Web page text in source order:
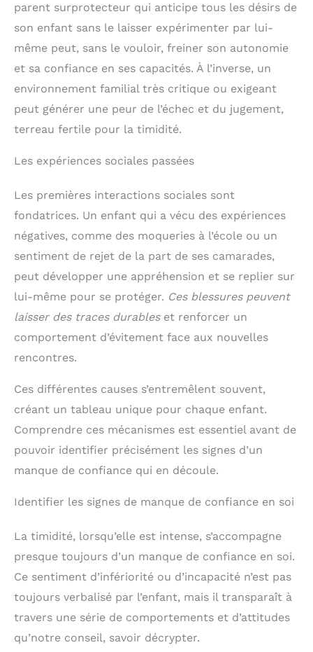
parent surprotecteur qui anticipe tous les désirs de
son enfant sans le laisser expérimenter par lui-
même peut, sans le vouloir, freiner son autonomie
et sa confiance en ses capacités. À l’inverse, un
environnement familial très critique ou exigeant
peut générer une peur de l’échec et du jugement,
terreau fertile pour la timidité.
Les expériences sociales passées
Les premières interactions sociales sont
fondatrices. Un enfant qui a vécu des expériences
négatives, comme des moqueries à l’école ou un
sentiment de rejet de la part de ses camarades,
peut développer une appréhension et se replier sur
lui-même pour se protéger. Ces blessures peuvent
laisser des traces durableset renforcer un
comportement d’évitement face aux nouvelles
rencontres.
Ces différentes causes s’entremêlent souvent,
créant un tableau unique pour chaque enfant.
Comprendre ces mécanismes est essentiel avant de
pouvoir identifier précisément les signes d’un
manque de confiance qui en découle.
Identifier les signes de manque de confiance en soi
La timidité, lorsqu’elle est intense, s’accompagne
presque toujours d’un manque de confiance en soi.
Ce sentiment d’infériorité ou d’incapacité n’est pas
toujours verbalisé par l’enfant, mais il transparaît à
travers une série de comportements et d’attitudes
qu’notre conseil, savoir décrypter.